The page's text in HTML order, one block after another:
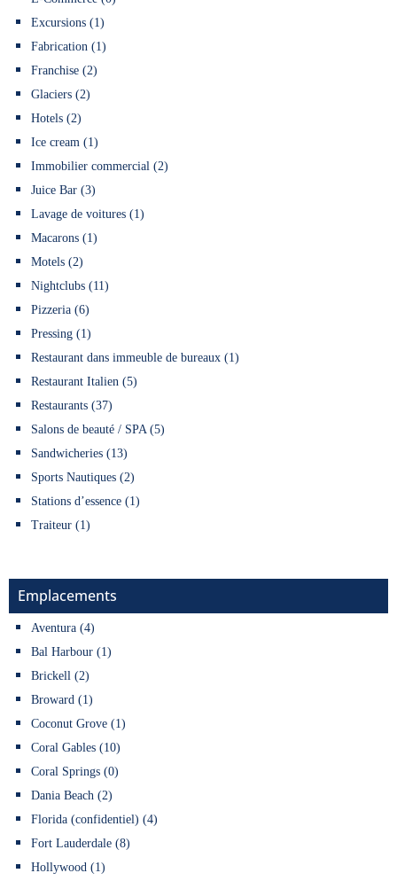
Excursions (1)
Fabrication (1)
Franchise (2)
Glaciers (2)
Hotels (2)
Ice cream (1)
Immobilier commercial (2)
Juice Bar (3)
Lavage de voitures (1)
Macarons (1)
Motels (2)
Nightclubs (11)
Pizzeria (6)
Pressing (1)
Restaurant dans immeuble de bureaux (1)
Restaurant Italien (5)
Restaurants (37)
Salons de beauté / SPA (5)
Sandwicheries (13)
Sports Nautiques (2)
Stations d’essence (1)
Traiteur (1)
Emplacements
Aventura (4)
Bal Harbour (1)
Brickell (2)
Broward (1)
Coconut Grove (1)
Coral Gables (10)
Coral Springs (0)
Dania Beach (2)
Florida (confidentiel) (4)
Fort Lauderdale (8)
Hollywood (1)